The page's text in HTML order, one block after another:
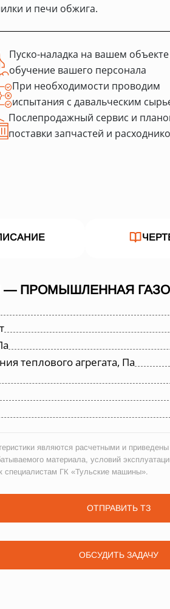
и печи обжига.
Пуско-наладка на вашем
обучение вашего персонала
При необходимости проводим
испытания с давальческим
Послепродажный сервис и
поставки запчастей и
ПРОМЫШЛЕННАЯ
теплового агрегата, Па
являются расчетными и
материала, условий
специалистам ГК «Тульские машины».
ОТПРАВИТЬ ТЗ
ОБСУДИТЬ ЗАДАЧУ